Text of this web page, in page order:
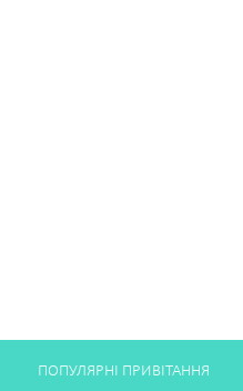
ПОПУЛЯРНІ ПРИВІТАННЯ